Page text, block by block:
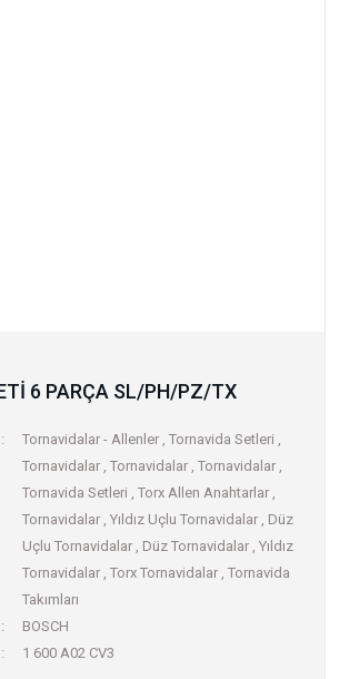
6 PARÇA SL/PH/PZ/TX
Tornavidalar - Allenler ,Tornavida Setleri ,
Tornavidalar ,Tornavidalar ,Tornavidalar ,
Tornavida Setleri ,Torx Allen Anahtarlar ,
Tornavidalar ,Yıldız Uçlu Tornavidalar , Düz
Uçlu Tornavidalar , Düz Tornavidalar ,Yıldız
Tornavidalar ,Torx Tornavidalar ,Tornavida
Takımları
BOSCH
1 600 A02 CV3